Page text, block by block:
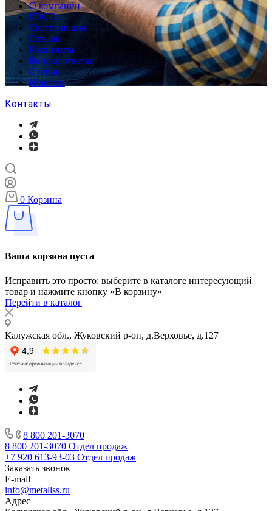
О компании
ГОСТы
Сертификаты
Отзывы
Реквизиты
Вопрос ответы
Статьи
Новости
Контакты
0 Корзина
Ваша корзина пуста
Исправить это просто: выберите в каталоге интересующий
товар и нажмите кнопку «В корзину»
Перейти в каталог
Калужская обл., Жуковский р-он, д.Верховье, д.127
8 800 201-3070
8 800 201-3070 Отдел продаж
+7 920 613-93-03 Отдел продаж
Заказать звонок
E-mail
info@metallss.ru
Адрес